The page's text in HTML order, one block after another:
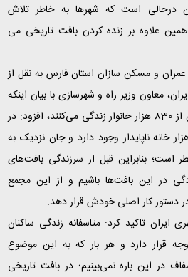
درحالی است که شهرها به خاطر تلاش
علاوه بر زنده کردن بافت تاریخی می
و مسکن سازان استان فارس به نقل از
معاون وزیر راه و شهرسازی با بیان اینکه
در بافت‌های تاریخی کشور بیش از 830 هزار خانوار زندگی می‌کنند، افزود: در
تاریخی حدود 330 هزار خانه ناپایدار وجود دارد و جان نزدیک به
است؛ بنابراین قبل از سرزندگی بافت‌های
در این بافت‌ها باشیم و از این مجمع
دستور کار اصلی خودش قرار دهد.
ایران تاکید کرد: متاسفانه زندگی ساکنان
قرار دارد و هر بار که به این موضوع
در این باره نمی‌بینیم؛ در بافت تاریخی